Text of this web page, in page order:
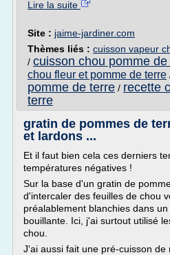
Lire la suite
Site : jaime-jardiner.com
Thèmes liés : cuisson vapeur
/ cuisson chou pomme
chou fleur et pomme de terre
pomme de terre / recette
terre
gratin de pommes de
et lardons ...
Et il faut bien cela ces derniers
températures négatives !
Sur la base d'un gratin de
d'intercaler des feuilles de chou
préalablement blanchies dans
bouillante. Ici, j'ai surtout utilisé
chou.
J'ai aussi fait une pré-cuisson